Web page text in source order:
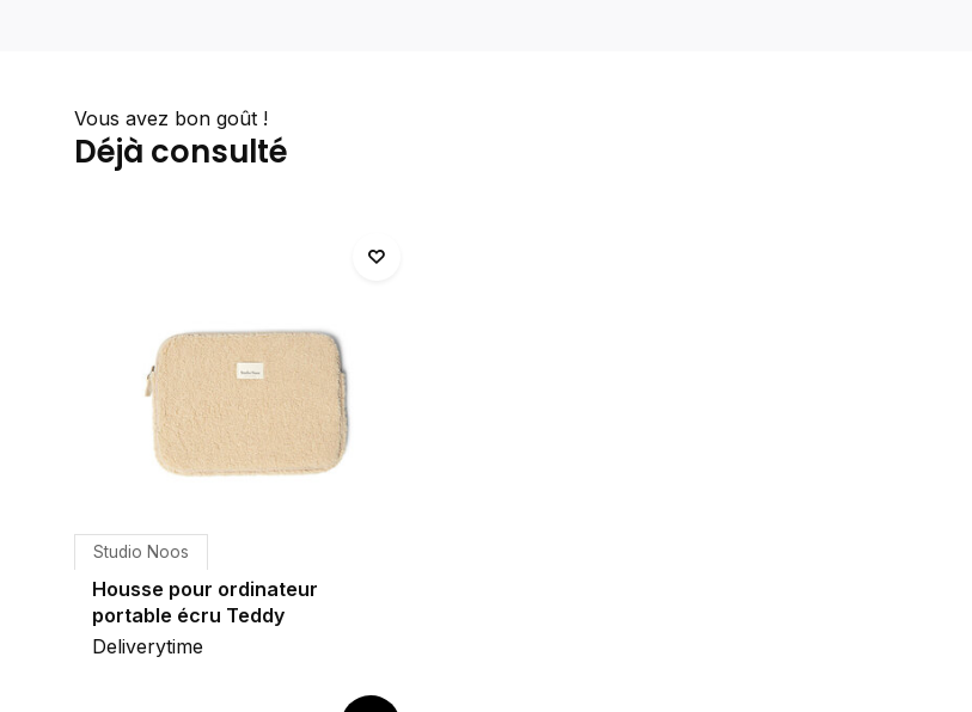
Vous avez bon goût !
Déjà consulté
Studio Noos
Housse pour ordinateur
portable écru Teddy
Deliverytime